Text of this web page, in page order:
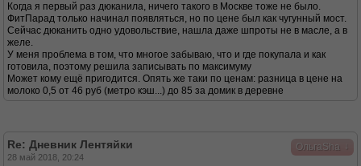
Когда я первый раз дюканила, ничего такого в Москве тоже не было.
ФитПарад только начинал появляться, но по цене был как чугунный мост.
Сейчас дюканить одно удовольствие, нашла даже шпроты не в масле, а в
желе.
У меня проблема в том, что многое забываю, что и где покупала и как
готовила, поэтому решила записывать по максимуму
Может кому ещё пригодится. Опять же таки по ценам: разница в цене на
молоко 0,5 от 46 руб (метро кэш...) до 85 за домик в деревне
ОльгаSha
Re: Дневник Лентяйки
28 май 2018, 20:24